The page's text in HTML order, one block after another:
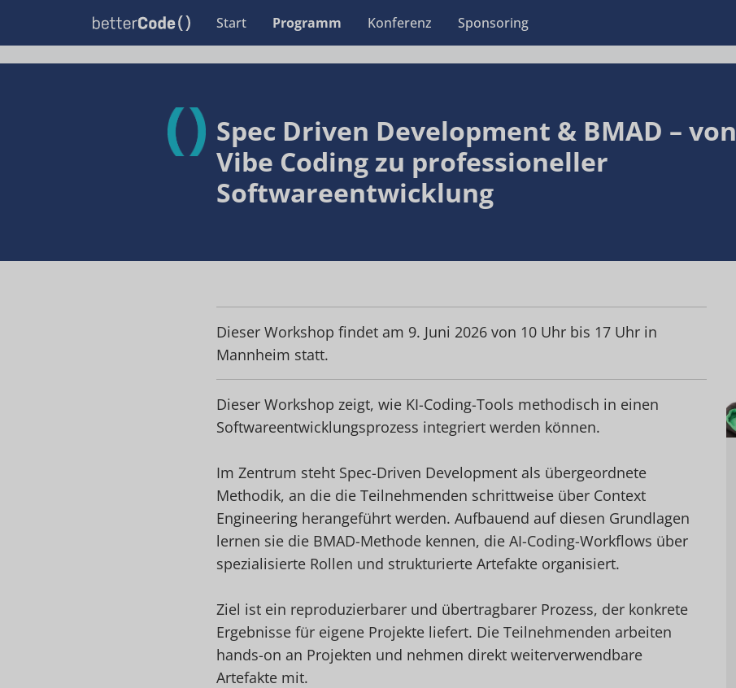
Start Programm Konferenz Sponsoring
Spec Driven Development & BMAD – von
Vibe Coding zu professioneller
Softwareentwicklung
Dieser Workshop findet am 9. Juni 2026 von 10 Uhr bis 17 Uhr in
Mannheim statt.
Dieser Workshop zeigt, wie KI-Coding-Tools methodisch in einen
Softwareentwicklungsprozess integriert werden können.
Im Zentrum steht Spec-Driven Development als übergeordnete
Methodik, an die die Teilnehmenden schrittweise über Context
Engineering herangeführt werden. Aufbauend auf diesen Grundlagen
lernen sie die BMAD-Methode kennen, die AI-Coding-Workflows über
spezialisierte Rollen und strukturierte Artefakte organisiert.
Ziel ist ein reproduzierbarer und übertragbarer Prozess, der konkrete
Ergebnisse für eigene Projekte liefert. Die Teilnehmenden arbeiten
hands-on an Projekten und nehmen direkt weiterverwendbare
Artefakte mit.